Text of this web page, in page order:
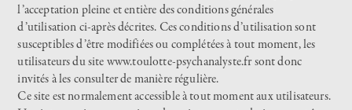
l’acceptation pleine et entière des conditions générales
d’utilisation ci-après décrites. Ces conditions d’utilisation sont
susceptibles d’être modifiées ou complétées à tout moment, les
utilisateurs du site www.toulotte-psychanalyste.frsont donc
invités à les consulter de manière régulière.
Ce site est normalement accessible à tout moment aux utilisateurs.